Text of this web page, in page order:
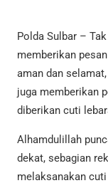
Polda Sulbar –
memberikan
aman dan
juga memberikan
diberikan cuti
Alhamdulillah
dekat, sebagian
melaksanakan